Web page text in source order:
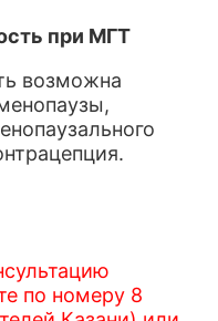
при МГТ
возможна
по номеру 8